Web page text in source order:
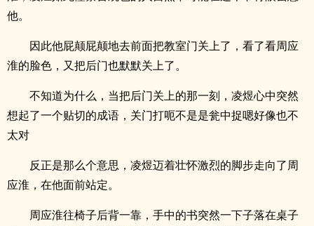
他。
因此他屁颠屁颠地去前面把教室门关上了，看了看周应
淮的脸色，又把后门也默默关上了。
不知道为什么，当把后门关上的那一刻，凌煜心中突然
想起了一个贴切的成语，关门打呃不是是瓮中捉嗯好像也不
太对
反正是那么个意思，凌煜迈着壮怀激烈的脚步走向了周
应淮，在他面前站定。
周应淮往椅子后背一靠，手中的书突然一下子落在桌子